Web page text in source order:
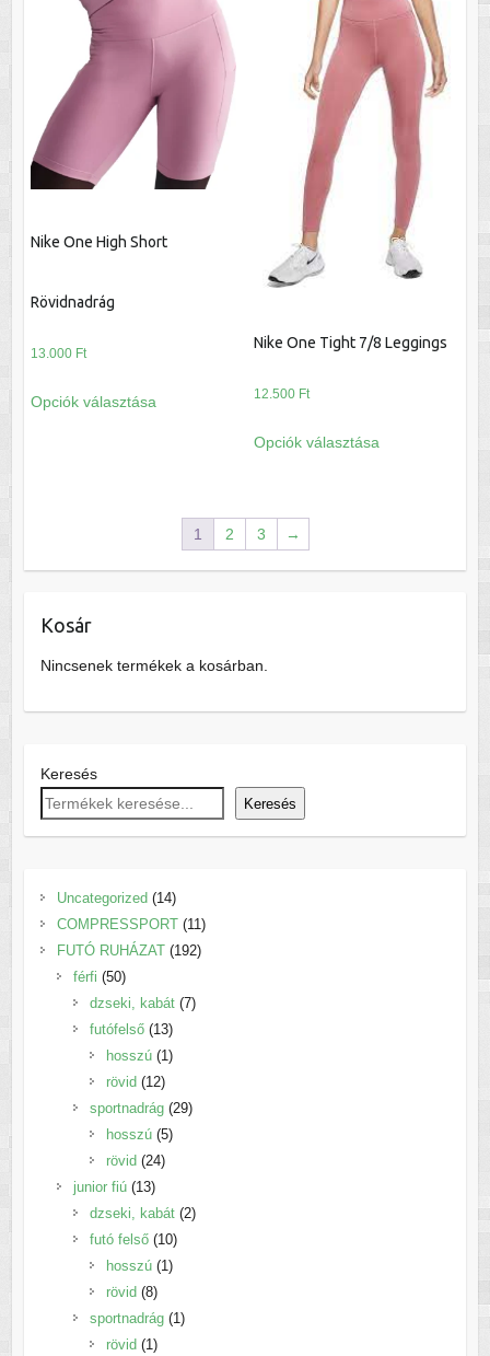
variációja
változatok
a
termékoldalon
választhatók
van.
A
változatok
termékoldalon
választhatók
Nike One High Short
Rövidnadrág
13.000 Ft
Opciók választása
a
van.
változatok
ki
Nike One Tight 7/8 Leggings
12.500 Ft
Opciók választása
a
ki
1 2 3 →
Kosár
Nincsenek termékek a kosárban.
Keresés
Keresés
Uncategorized 1414
termék
COMPRESSPORT 1111
termék
FUTÓ RUHÁZAT 192192
férfi 5050
termék
dzseki, kabát 77
futófelső 1313
termék
hosszú 11
rövid 1212
termék
sportnadrág 2929
hosszú 55
rövid 2424
junior fiú 1313
termék
dzseki, kabát 22
futó felső 1010
termék
hosszú 11
rövid 88
termék
sportnadrág 11
rövid 11